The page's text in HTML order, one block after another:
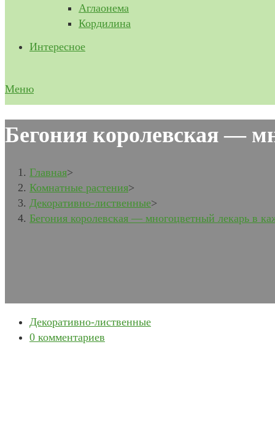
Аглаонема
Кордилина
Интересное
Меню
Бегония королевская —
Главная>
Комнатные растения>
Декоративно-лиственные>
Бегония королевская — многоцветный лекарь в
Рубрика
записи
Декоративно-лиственные
Комментарии
0 комментариев